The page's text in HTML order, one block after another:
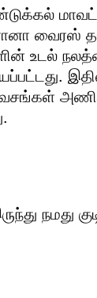
வைரஸ்
உடல்
நமது